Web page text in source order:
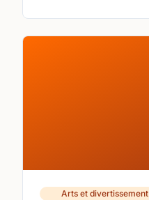
Arts et divertissement